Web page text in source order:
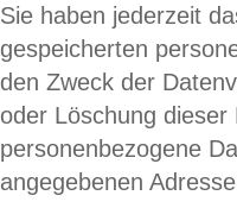
Sie haben jederzeit
gespeicherten
den Zweck der
oder Löschung
personenbezogene
angegebenen